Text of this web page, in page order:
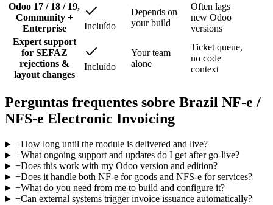
Odoo 17 / 18 / 19,
Community +
Enterprise
Incluído
Depends on
your build
Often lags
new Odoo
versions
Expert support
for SEFAZ
rejections &
layout changes
Incluído
Your team
alone
Ticket queue,
no code
context
Perguntas frequentes sobre Brazil NF-e /
NFS-e Electronic Invoicing
+How long until the module is delivered and live?
+What ongoing support and updates do I get after go-live?
+Does this work with my Odoo version and edition?
+Does it handle both NF-e for goods and NFS-e for services?
+What do you need from me to build and configure it?
+Can external systems trigger invoice issuance automatically?